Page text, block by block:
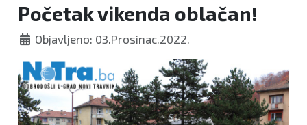
Početak vikenda oblačan!
Objavljeno: 03.Prosinac.2022.